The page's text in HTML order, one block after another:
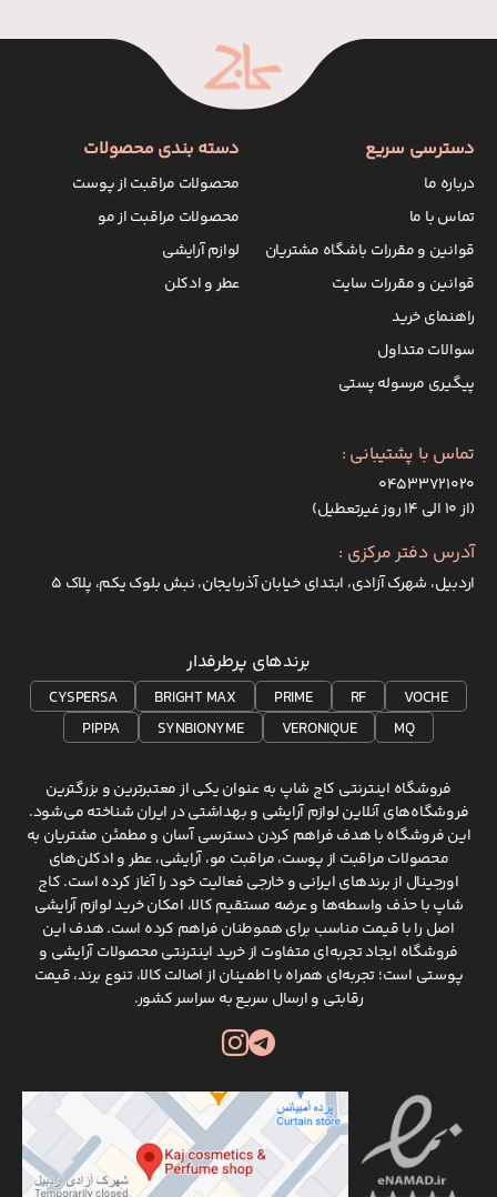
دسترسی سریع
درباره ما
تماس با ما
قوانین و مقررات باشگاه مشتریان
قوانین و مقررات سایت
راهنمای خرید
سوالات متداول
پیگیری مرسوله پستی
دسته بندی محصولات
محصولات مراقبت از پوست
محصولات مراقبت از مو
لوازم آرایشی
عطر و ادکلن
تماس با پشتیبانی :
۰۴۵۳۳۷۲۱۰۲۰
(از ۱۰ الی ۱۴ روز غیرتعطیل)
آدرس دفتر مرکزی :
اردبیل، شهرک آزادی، ابتدای خیابان آذربایجان، نبش بلوک یکم، پلاک 5
برندهای پرطرفدار
VOCHE
RF
PRIME
BRIGHT MAX
CYSPERSA
MQ
VERONIQUE
SYNBIONYME
PIPPA
فروشگاه اینترنتی کاج شاپ به عنوان یکی از معتبرترین و بزرگترین
فروشگاه‌های آنلاین لوازم آرایشی و بهداشتی در ایران شناخته می‌شود.
این فروشگاه با هدف فراهم کردن دسترسی آسان و مطمئن مشتریان به
محصولات مراقبت از پوست، مراقبت مو، آرایشی، عطر و ادکلن‌های
اورجینال از برندهای ایرانی و خارجی فعالیت خود را آغاز کرده است. کاج
شاپ با حذف واسطه‌ها و عرضه مستقیم کالا، امکان خرید لوازم آرایشی
اصل را با قیمت مناسب برای هموطنان فراهم کرده است. هدف این
فروشگاه ایجاد تجربه‌ای متفاوت از خرید اینترنتی محصولات آرایشی و
پوستی است؛ تجربه‌ای همراه با اطمینان از اصالت کالا، تنوع برند، قیمت
رقابتی و ارسال سریع به سراسر کشور.